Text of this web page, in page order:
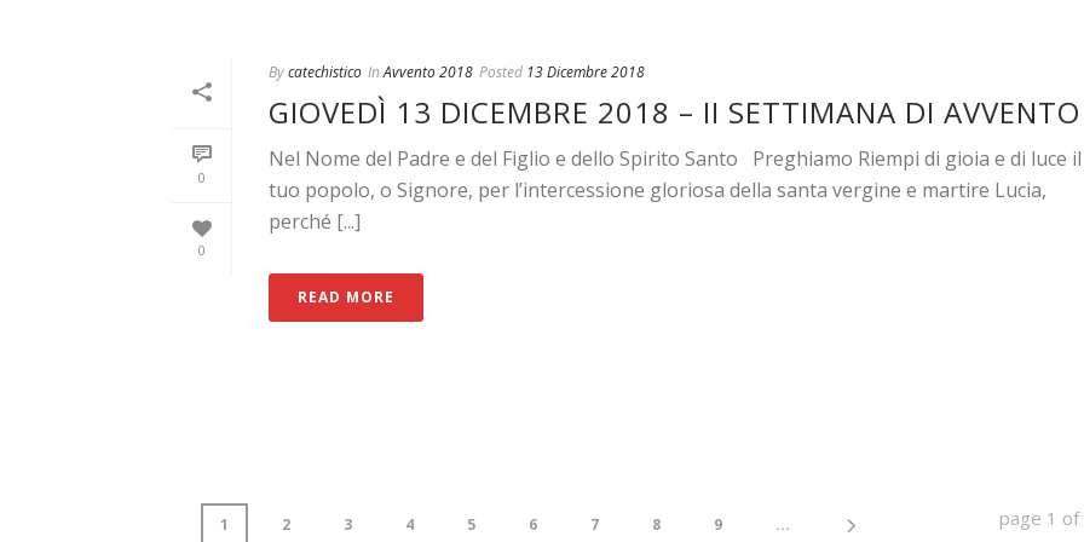
0
0
Bycatechistico In Avvento 2018 Posted 13 Dicembre 2018
GIOVEDÌ 13 DICEMBRE 2018 – II SETTIMANA DI AVVENTO
Nel Nome del Padre e del Figlio e dello Spirito Santo Preghiamo Riempi di gioia e di luce il
tuo popolo, o Signore, per l’intercessione gloriosa della santa vergine e martire Lucia,
perché [...]
READ MORE
1 2 3 4 5 6 7 8 9 ... page 1 of